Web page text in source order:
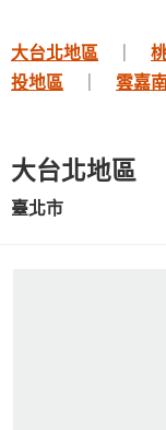
大台北地區 ｜
投地區 ｜ 雲嘉
大台北地區
臺北市